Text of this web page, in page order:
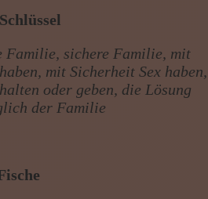
Familie, sichere Familie, mit
mit Sicherheit Sex haben,
oder geben, die Lösung
der Familie